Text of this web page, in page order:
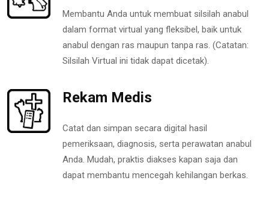
Membantu Anda untuk membuat silsilah anabul
dalam format virtual yang fleksibel, baik untuk
anabul dengan ras maupun tanpa ras. (Catatan:
Silsilah Virtual ini tidak dapat dicetak).
Rekam Medis
Catat dan simpan secara digital hasil
pemeriksaan, diagnosis, serta perawatan anabul
Anda. Mudah, praktis diakses kapan saja dan
dapat membantu mencegah kehilangan berkas.